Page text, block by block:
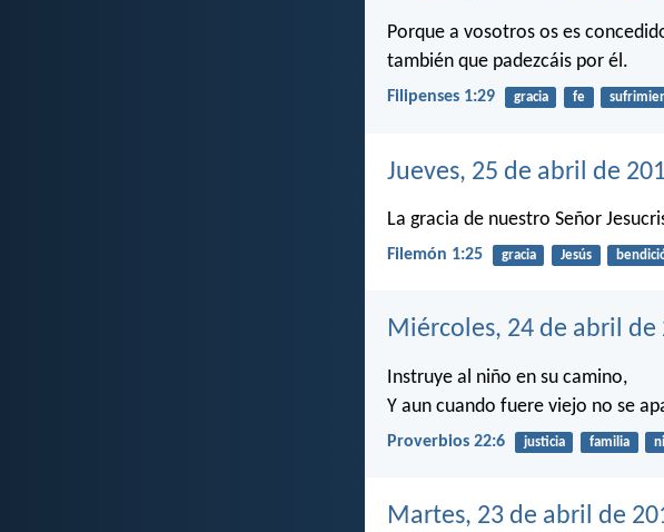
Porque a vosotros os es
también que padezcáis por él.
Filipenses 1:29 gracia fe
Jueves, 25 de abril de
La gracia de nuestro Señor
Filemón 1:25 gracia Jesús
Miércoles, 24 de abril de
Instruye al niño en su camino,
Y aun cuando fuere viejo no se
Proverbios 22:6 justicia familia
Martes, 23 de abril de